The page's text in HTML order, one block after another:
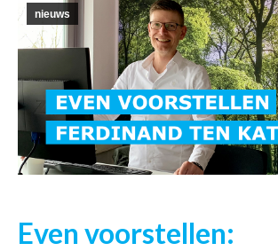
nieuws
Even voorstellen: